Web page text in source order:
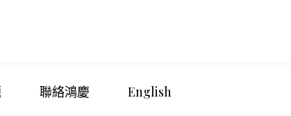
聯絡鴻慶 English